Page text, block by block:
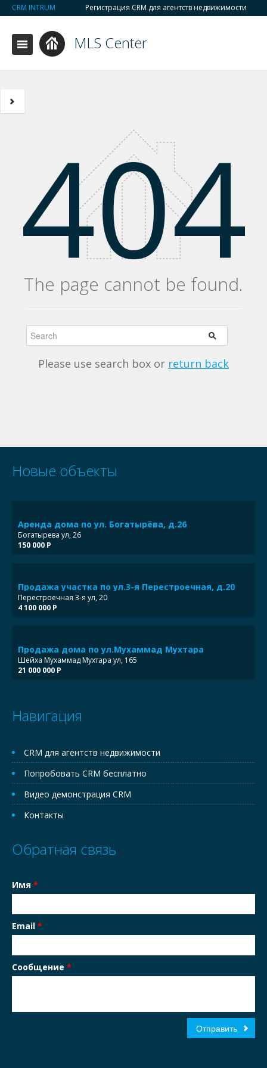
CRM INTRUM Регистрация CRM для агентств недвижимости
MLS Center
404
The page cannot be found.
Please use search box or return back
Новые объекты
Аренда дома по ул. Богатырёва, д.26
Богатырева ул, 26
150 000 Р
Продажа участка по ул.3-я Перестроечная, д.20
Перестроечная 3-я ул, 20
4 100 000 Р
Продажа дома по ул.Мухаммад Мухтара
Шейха Мухаммад Мухтара ул, 165
21 000 000 Р
Навигация
CRM для агентств недвижимости
Попробовать CRM бесплатно
Видео демонстрация CRM
Контакты
Обратная связь
Имя *
Email *
Сообщение *